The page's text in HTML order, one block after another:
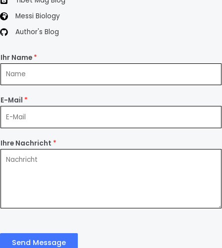
Messi Biology
Author's Blog
Ihr Name *
E-Mail *
Ihre Nachricht *
Send Message